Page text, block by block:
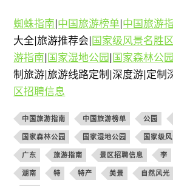
蜘蛛指南|中国旅游榜单|中国旅游
大全|旅游推荐会|国家级风景名胜区
游指南|国家湿地公园|国家森林公园
制旅游|旅游线路定制|深度游|定制
区招聘信息
中国旅游指南 中国旅游榜单 公园
国家森林公园 国家湿地公园 国家级
广东 旅游指南 景区招聘信息 李
湖南 特 特产 美景 自然风光